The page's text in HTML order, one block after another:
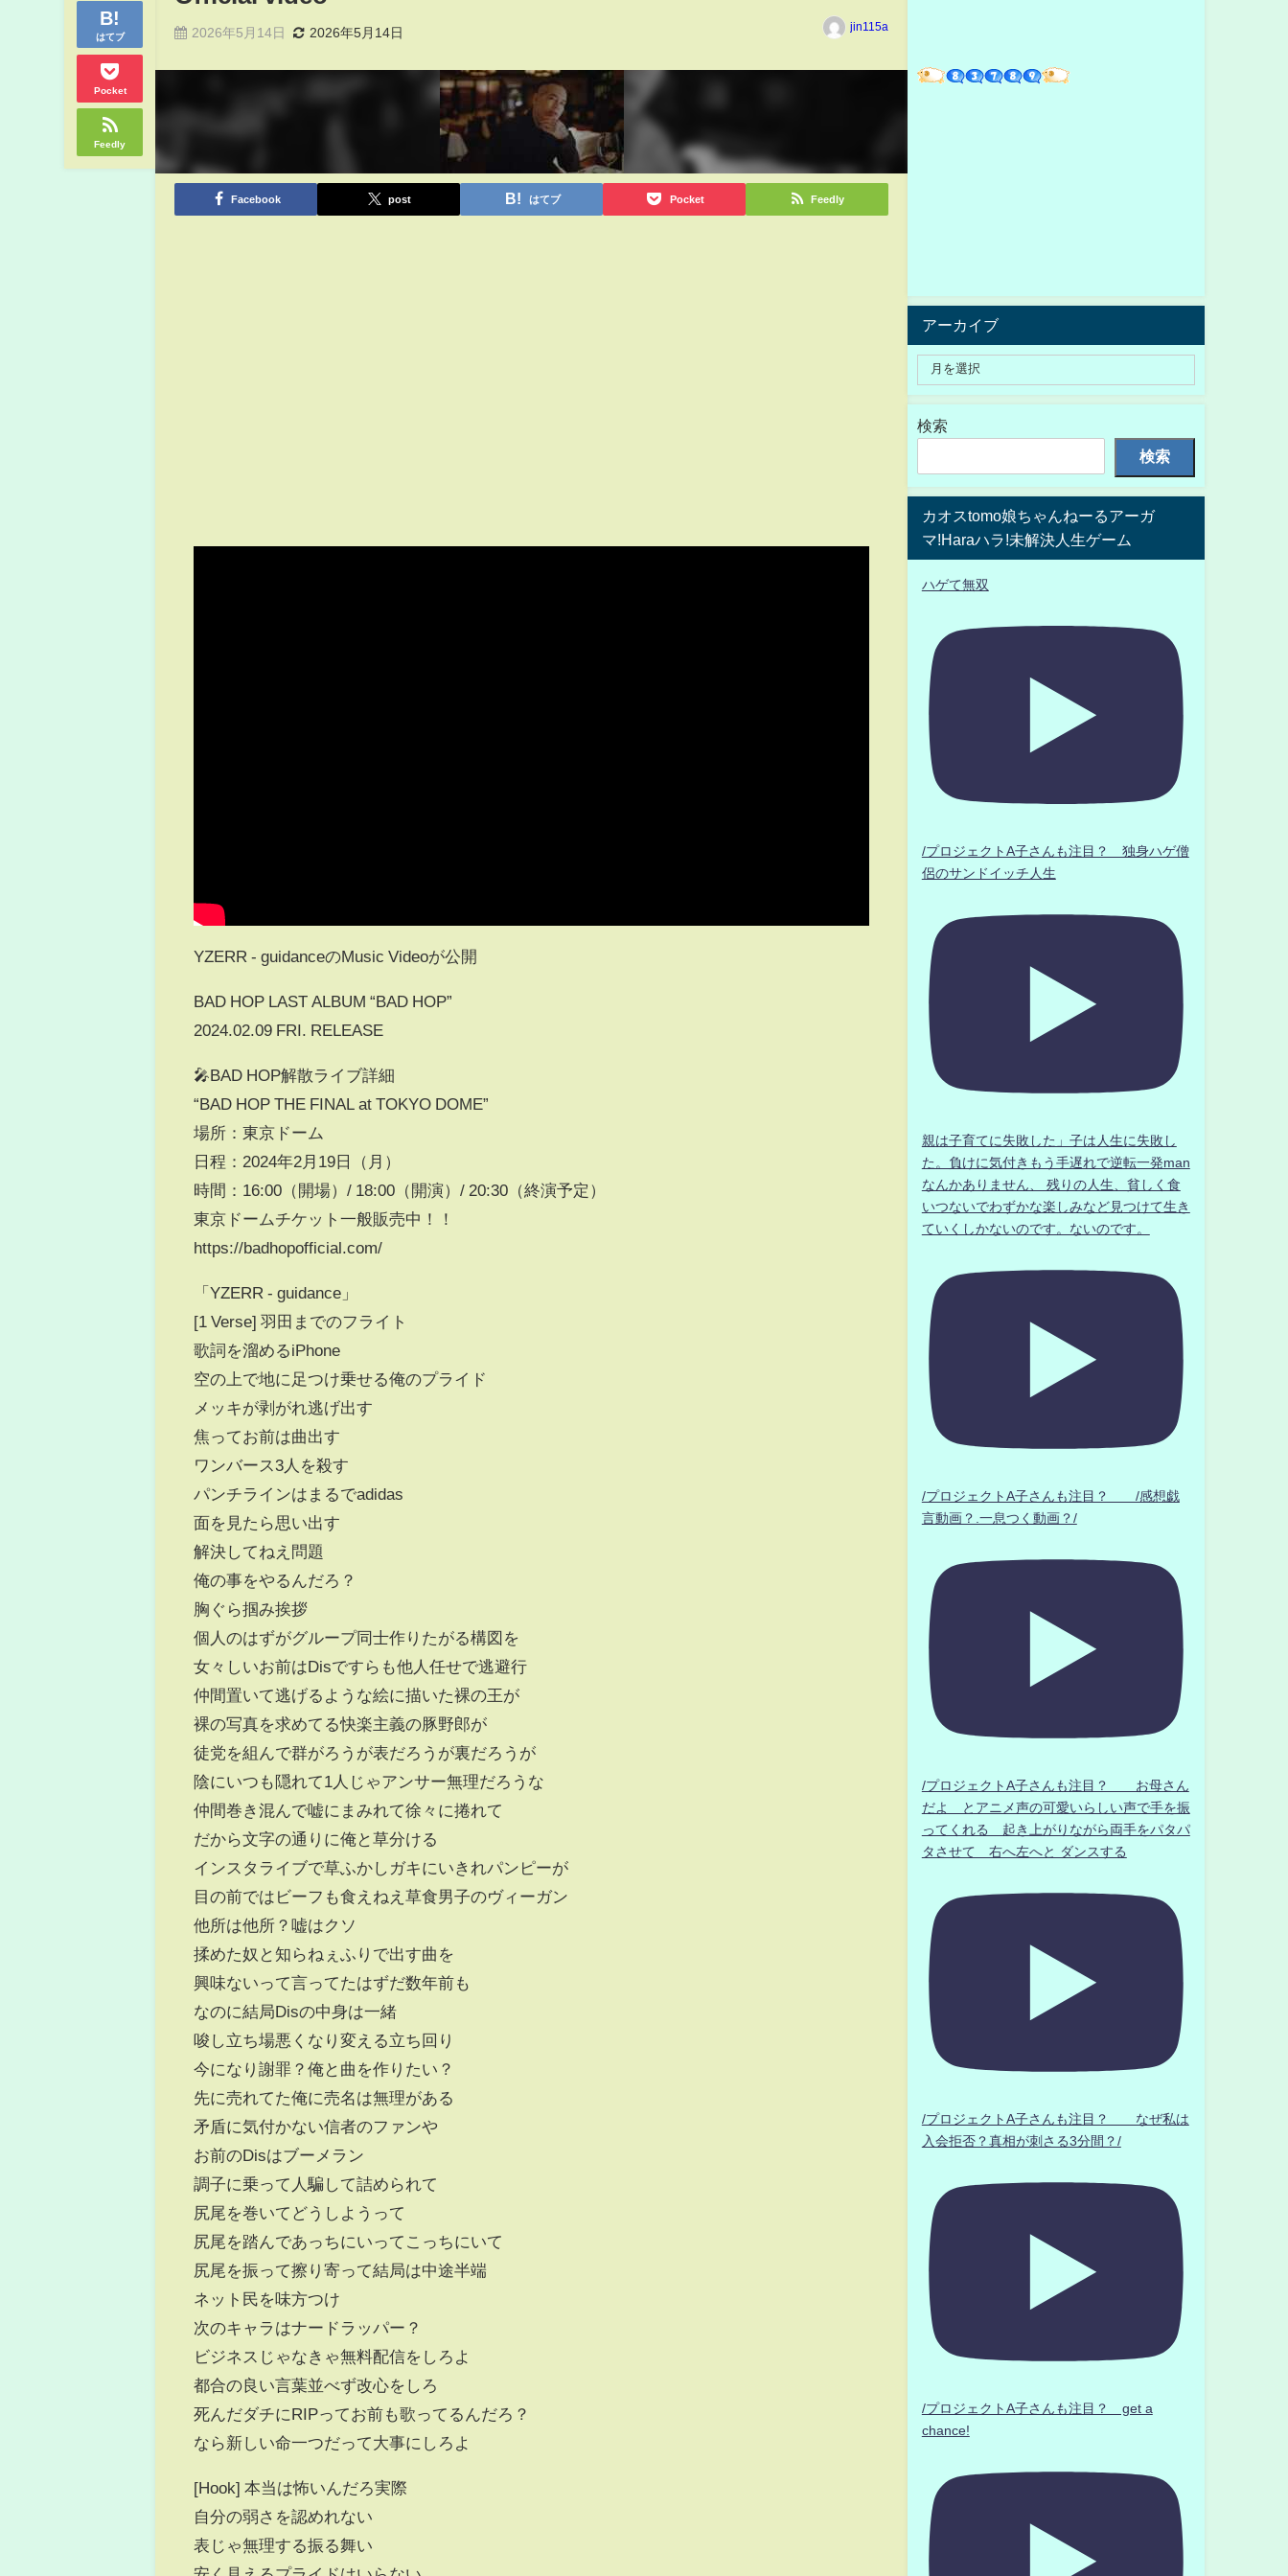
はてブ
Pocket
Feedly
2026年5月14日 2026年5月14日 jin115a
Facebook post はてブ Pocket Feedly
YZERR - guidanceのMusic Videoが公開
BAD HOP LAST ALBUM “BAD HOP”
2024.02.09 FRI. RELEASE
🎤BAD HOP解散ライブ詳細
“BAD HOP THE FINAL at TOKYO DOME”
場所：東京ドーム
日程：2024年2月19日（月）
時間：16:00（開場）/ 18:00（開演）/ 20:30（終演予定）
東京ドームチケット一般販売中！！
https://badhopofficial.com/
「YZERR - guidance」
[1 Verse] 羽田までのフライト
歌詞を溜めるiPhone
空の上で地に足つけ乗せる俺のプライド
メッキが剥がれ逃げ出す
焦ってお前は曲出す
ワンバース3人を殺す
パンチラインはまるでadidas
面を見たら思い出す
解決してねえ問題
俺の事をやるんだろ？
胸ぐら掴み挨拶
個人のはずがグループ同士作りたがる構図を
女々しいお前はDisですらも他人任せで逃避行
仲間置いて逃げるような絵に描いた裸の王が
裸の写真を求めてる快楽主義の豚野郎が
徒党を組んで群がろうが表だろうが裏だろうが
陰にいつも隠れて1人じゃアンサー無理だろうな
仲間巻き混んで嘘にまみれて徐々に捲れて
だから文字の通りに俺と草分ける
インスタライブで草ふかしガキにいきれパンピーが
目の前ではビーフも食えねえ草食男子のヴィーガン
他所は他所？嘘はクソ
揉めた奴と知らねぇふりで出す曲を
興味ないって言ってたはずだ数年前も
なのに結局Disの中身は一緒
唆し立ち場悪くなり変える立ち回り
今になり謝罪？俺と曲を作りたい？
先に売れてた俺に売名は無理がある
矛盾に気付かない信者のファンや
お前のDisはブーメラン
調子に乗って人騙して詰められて
尻尾を巻いてどうしようって
尻尾を踏んであっちにいってこっちにいて
尻尾を振って擦り寄って結局は中途半端
ネット民を味方つけ
次のキャラはナードラッパー？
ビジネスじゃなきゃ無料配信をしろよ
都合の良い言葉並べず改心をしろ
死んだダチにRIPってお前も歌ってるんだろ？
なら新しい命一つだって大事にしろよ
[Hook] 本当は怖いんだろ実際
自分の弱さを認めれない
表じゃ無理する振る舞い
アーカイブ
検索
検索
カオスtomo娘ちゃんねーるアーガ
マ!Haraハラ!未解決人生ゲーム
ハゲて無双
/プロジェクトA子さんも注目？ 独身ハゲ僧
侶のサンドイッチ人生
親は子育てに失敗した」子は人生に失敗し
た。負けに気付きもう手遅れで逆転一発man
なんかありません、 残りの人生、貧しく食
いつないでわずかな楽しみなど見つけて生き
ていくしかないのです。ないのです。
/プロジェクトA子さんも注目？ /感想戯
言動画？.一息つく動画？/
/プロジェクトA子さんも注目？ お母さん
だよ とアニメ声の可愛いらしい声で手を振
ってくれる 起き上がりながら両手をパタパ
タさせて 右へ左へと ダンスする
/プロジェクトA子さんも注目？ なぜ私は
入会拒否？真相が刺さる3分間？/
/プロジェクトA子さんも注目？ get a
chance!